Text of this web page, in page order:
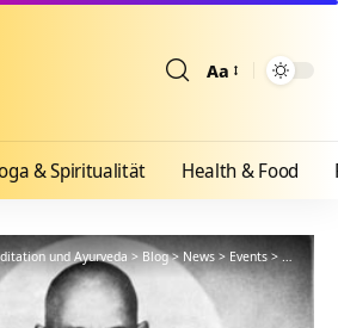
Aa
& Spiritualität Health & Food
und Ayurveda>Blog>News>Events>Zitat des